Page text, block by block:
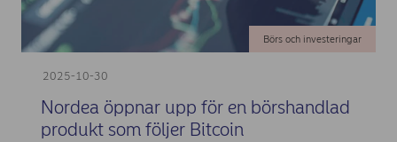
2025-10-30
Börs och investeringar
Nordea öppnar upp för en börshandlad
produkt som följer Bitcoin